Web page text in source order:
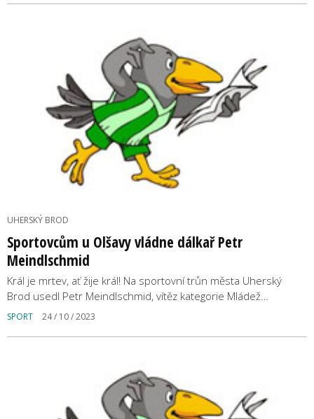
UHERSKÝ BROD
Sportovcům u Olšavy vládne dálkař Petr
Meindlschmid
Král je mrtev, ať žije král! Na sportovní trůn města Uherský
Brod usedl Petr Meindlschmid, vítěz kategorie Mládež…
SPORT 24 / 10 / 2023